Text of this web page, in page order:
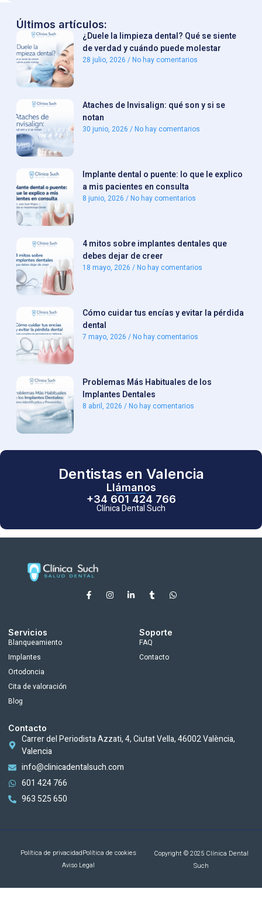
Últimos artículos:
¿Duele la limpieza dental? Qué se siente
de verdad y cuándo puede molestar
28 julio, 2026 No hay comentarios
Ataches de Invisalign: qué son y si se
notan
30 junio, 2026 No hay comentarios
Implante dental o puente: lo que le explico
a mis pacientes en consulta
8 junio, 2026 No hay comentarios
4 mitos sobre implantes dentales que
debes dejar de creer
18 mayo, 2026 No hay comentarios
Cómo cuidar tus encías y evitar la pérdida
dental
7 mayo, 2026 No hay comentarios
Problemas Más Habituales de los
Implantes Dentales
8 abril, 2026 No hay comentarios
Dentistas en Valencia
Llámanos
+34 601 424 766
Clínica Dental Such
Servicios
Blanqueamiento
Implantes
Ortodoncia
Cita de valoración
Blog
Soporte
FAQ
Contacto
Contacto
Carrer del Periodista Azzati, 4, Ciutat Vella, 46002 València,
Valencia
info@clinicadentalsuch.com
601 424 766
963 525 650
Política de privacidadPolítica de cookies
Aviso Legal
Copyright © 2025 Clínica Dental
Such